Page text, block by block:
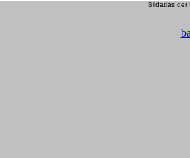
Bildatlas der